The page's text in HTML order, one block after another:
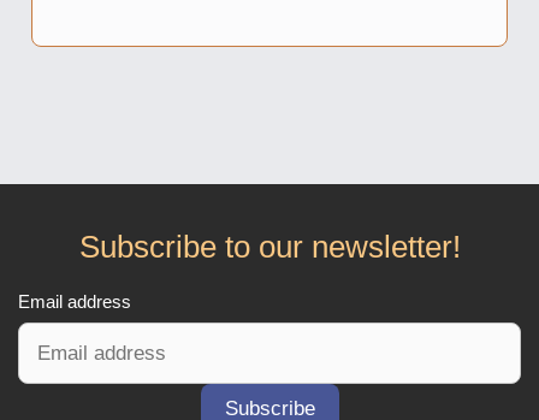
Subscribe to our newsletter!
Email address